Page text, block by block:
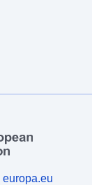
europa.eu